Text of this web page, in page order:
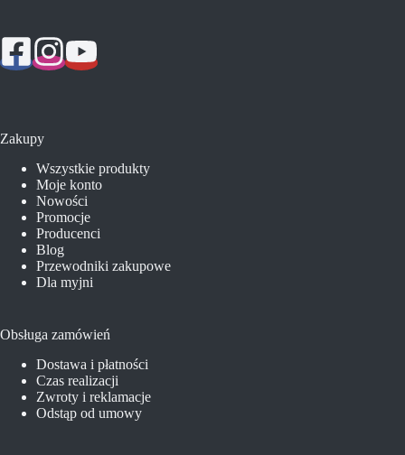
Zakupy
Wszystkie produkty
Moje konto
Nowości
Promocje
Producenci
Blog
Przewodniki zakupowe
Dla myjni
Obsługa zamówień
Dostawa i płatności
Czas realizacji
Zwroty i reklamacje
Odstąp od umowy